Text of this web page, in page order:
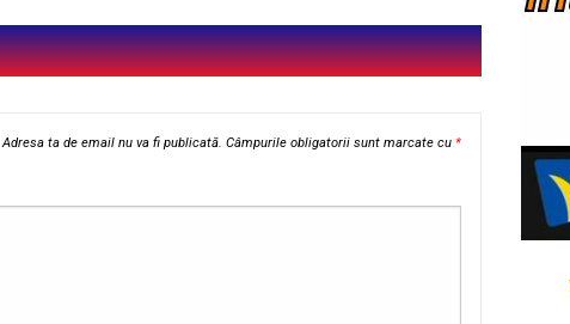
Adresa ta de email nu va fi publicată. Câmpurile obligatorii sunt marcate cu *